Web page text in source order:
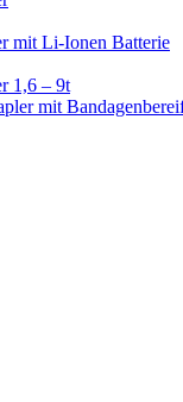
mit Li-Ionen Batterie
1,6 – 9t
mit